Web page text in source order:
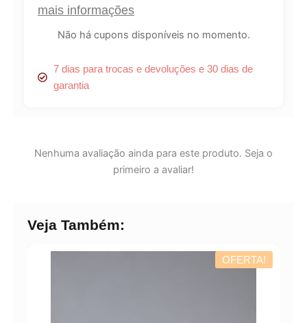
mais informações
Não há cupons disponíveis no momento.
7 dias para trocas e devoluções e 30 dias de
garantia
Nenhuma avaliação ainda para este produto. Seja o
primeiro a avaliar!
Veja Também:
OFERTA!